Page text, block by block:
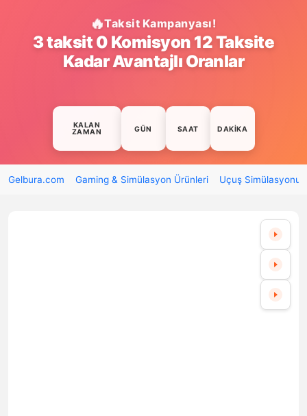
Taksit Kampanyası!
3 taksit 0 Komisyon 12 Taksite
Kadar Avantajlı Oranlar
KALAN
ZAMAN GÜN SAAT DAKIKA
Gelbura.com Gaming & Simülasyon Ürünleri Uçuş Simülasyonu